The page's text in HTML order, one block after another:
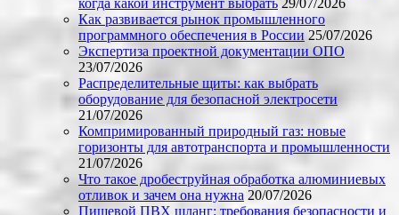
когда какой инструмент выбрать 29/07/2026
Как развивается рынок промышленного
программного обеспечения в России 25/07/2026
Экспертиза проектной документации ОПО
23/07/2026
Распределительные щиты: как выбрать
оборудование для безопасной электросети
21/07/2026
Компримированный природный газ: новые
горизонты для автотранспорта и промышленности
21/07/2026
Что такое дробеструйная обработка алюминиевых
отливок и зачем она нужна 20/07/2026
Пищевой ПВХ шланг: требования безопасности и